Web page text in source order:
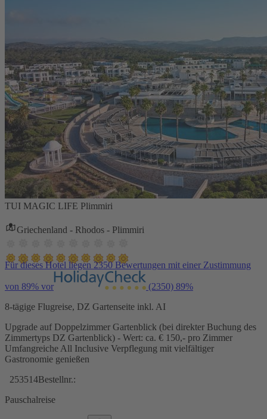
TUI MAGIC LIFE Plimmiri
Griechenland - Rhodos - Plimmiri
Für dieses Hotel liegen 2350 Bewertungen mit einer Zustimmung
von 89% vor (2350) 89%
8-tägige Flugreise, DZ Gartenseite inkl. AI
Upgrade auf Doppelzimmer Gartenblick (bei direkter Buchung des
Zimmertyps DZ Gartenblick) - Wert: ca. € 150,- pro Zimmer
Umfangreiche All Inclusive Verpflegung mit vielfältiger
Gastronomie genießen
253514Bestellnr.:
Pauschalreise